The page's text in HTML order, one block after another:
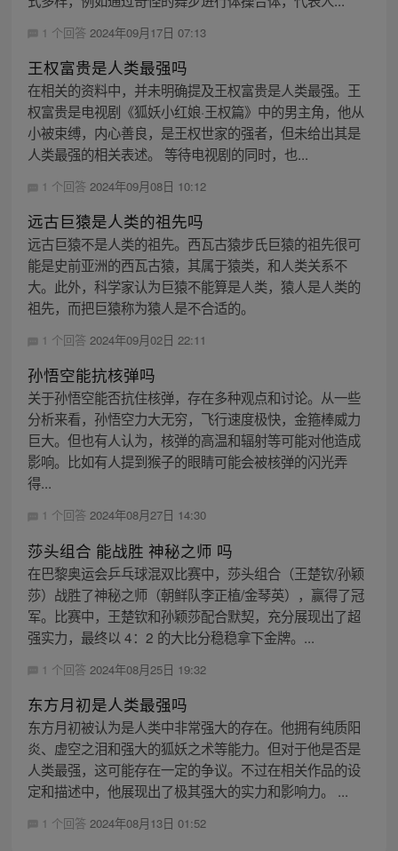
1 个回答 2024年09月17日 07:13
王权富贵是人类最强吗
在相关的资料中，并未明确提及王权富贵是人类最强。王
权富贵是电视剧《狐妖小红娘·王权篇》中的男主角，他从
小被束缚，内心善良，是王权世家的强者，但未给出其是
人类最强的相关表述。 等待电视剧的同时，也...
1 个回答 2024年09月08日 10:12
远古巨猿是人类的祖先吗
远古巨猿不是人类的祖先。西瓦古猿步氏巨猿的祖先很可
能是史前亚洲的西瓦古猿，其属于猿类，和人类关系不
大。此外，科学家认为巨猿不能算是人类，猿人是人类的
祖先，而把巨猿称为猿人是不合适的。
1 个回答 2024年09月02日 22:11
孙悟空能抗核弹吗
关于孙悟空能否抗住核弹，存在多种观点和讨论。从一些
分析来看，孙悟空力大无穷，飞行速度极快，金箍棒威力
巨大。但也有人认为，核弹的高温和辐射等可能对他造成
影响。比如有人提到猴子的眼睛可能会被核弹的闪光弄
得...
1 个回答 2024年08月27日 14:30
莎头组合 能战胜 神秘之师 吗
在巴黎奥运会乒乓球混双比赛中，莎头组合（王楚钦/孙颖
莎）战胜了神秘之师（朝鲜队李正植/金琴英），赢得了冠
军。比赛中，王楚钦和孙颖莎配合默契，充分展现出了超
强实力，最终以 4：2 的大比分稳稳拿下金牌。...
1 个回答 2024年08月25日 19:32
东方月初是人类最强吗
东方月初被认为是人类中非常强大的存在。他拥有纯质阳
炎、虚空之泪和强大的狐妖之术等能力。但对于他是否是
人类最强，这可能存在一定的争议。不过在相关作品的设
定和描述中，他展现出了极其强大的实力和影响力。 ...
1 个回答 2024年08月13日 01:52